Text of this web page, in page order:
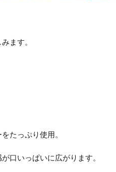
ます。
たっぷり使用。
口いっぱいに広がります。